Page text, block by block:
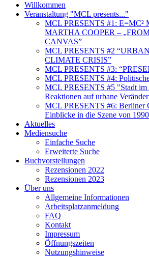
Willkommen
Veranstaltung "MCL presents..."
MCL PRESENTS #1: E=MC²
MARTHA COOPER –
CANVAS”
MCL PRESENTS #2
CLIMATE CRISIS”
MCL PRESENTS #3:
MCL PRESENTS #4:
MCL PRESENTS #5 "Stadt im
Reaktionen auf urbane
MCL PRESENTS #6: Berliner
Einblicke in die Szene von
Aktuelles
Mediensuche
Einfache Suche
Erweiterte Suche
Buchvorstellungen
Rezensionen 2022
Rezensionen 2023
Über uns
Allgemeine Informationen
Arbeitsplatzanmeldung
FAQ
Kontakt
Impressum
Öffnungszeiten
Nutzungshinweise